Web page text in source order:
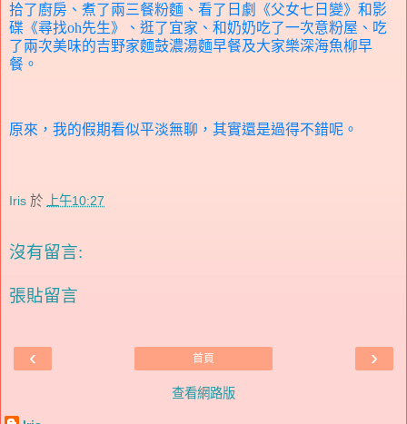
拾了廚房、煮了兩三餐粉麵、看了日劇《父女七日變》和影
碟《尋找oh先生》、逛了宜家、和奶奶吃了一次意粉屋、吃
了兩次美味的吉野家麵鼓濃湯麵早餐及大家樂深海魚柳早
餐。
原來，我的假期看似平淡無聊，其實還是過得不錯呢。
Iris 於 上午10:27
沒有留言:
張貼留言
‹ ›
首頁
查看網路版